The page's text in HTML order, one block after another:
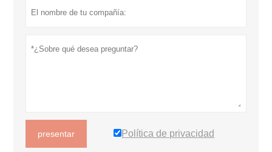
presentar Política de privacidad